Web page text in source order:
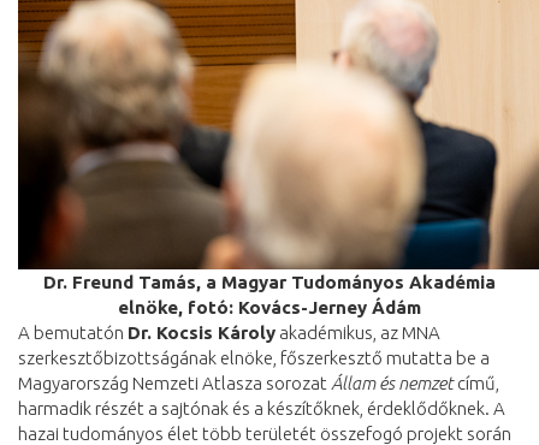
Dr. Freund Tamás, a Magyar Tudományos Akadémia
elnöke, fotó: Kovács-Jerney Ádám
A bemutatón Dr. Kocsis Károly akadémikus, az MNA
szerkesztőbizottságának elnöke, főszerkesztő mutatta be a
Magyarország Nemzeti Atlasza sorozat Állam és nemzetcímű,
harmadik részét a sajtónak és a készítőknek, érdeklődőknek. A
hazai tudományos élet több területét összefogó projekt során